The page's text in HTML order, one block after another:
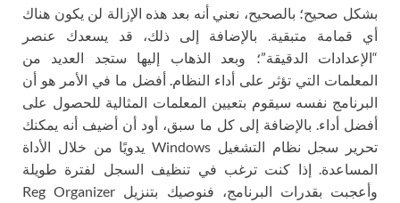
بشكل صحيح؛ بالصحيح، نعني أنه بعد هذه الإزالة لن يكون هناك
أي قمامة متبقية. بالإضافة إلى ذلك، قد يسعدك عنصر
“الإعدادات الدقيقة”؛ وبعد الذهاب إليها ستجد العديد من
المعلمات التي تؤثر على أداء النظام. أفضل ما في الأمر هو أن
البرنامج نفسه سيقوم بتعيين المعلمات المثالية للحصول على
أفضل أداء. بالإضافة إلى كل ما سبق، أود أن أضيف أنه يمكنك
تحرير سجل نظام التشغيل Windows يدويًا من خلال الأداة
المساعدة. إذا كنت ترغب في تنظيف السجل لفترة طويلة
وأعجبت بقدرات البرنامج، فنوصيك بتنزيل Reg Organizer